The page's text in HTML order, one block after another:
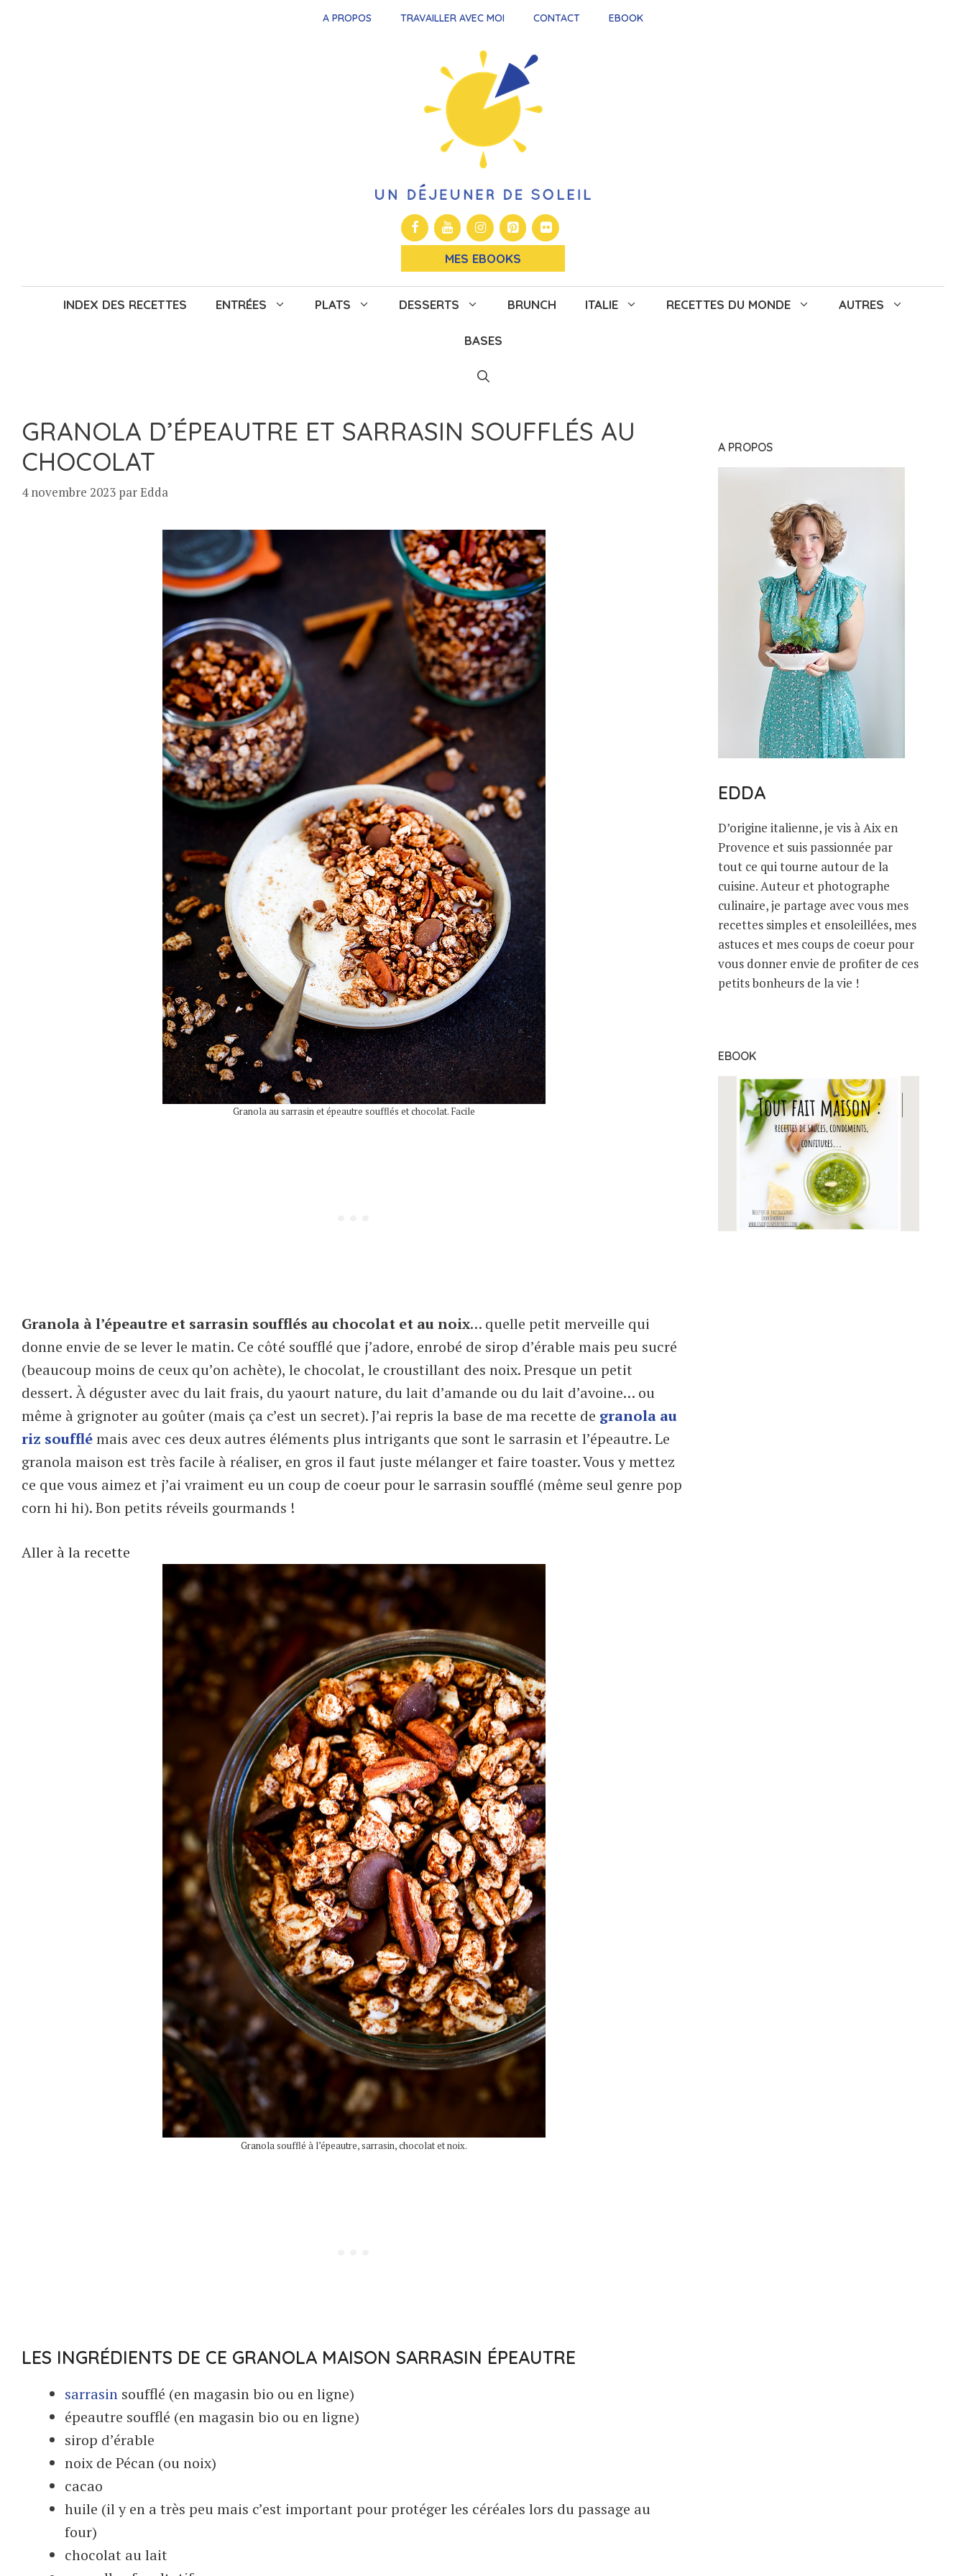
A PROPOS TRAVAILLER AVEC MOI CONTACT EBOOK
MES EBOOKS
INDEX DES RECETTES ENTRÉES PLATS DESSERTS BRUNCH ITALIE RECETTES DU MONDE AUTRES
BASES
GRANOLA D’ÉPEAUTRE ET SARRASIN SOUFFLÉS AU
CHOCOLAT
4 novembre 2023 parEdda
Granola au sarrasin et épeautre soufflés et chocolat. Facile
Granola à l’épeautre et sarrasin soufflés au chocolat et au noix… quelle petit merveille qui
donne envie de se lever le matin. Ce côté soufflé que j’adore, enrobé de sirop d’érable mais peu sucré
(beaucoup moins de ceux qu’on achète), le chocolat, le croustillant des noix. Presque un petit
dessert. À déguster avec du lait frais, du yaourt nature, du lait d’amande ou du lait d’avoine… ou
même à grignoter au goûter (mais ça c’est un secret). J’ai repris la base de ma recette de granola au
riz soufflémais avec ces deux autres éléments plus intrigants que sont le sarrasin et l’épeautre. Le
granola maison est très facile à réaliser, en gros il faut juste mélanger et faire toaster. Vous y mettez
ce que vous aimez et j’ai vraiment eu un coup de coeur pour le sarrasin soufflé (même seul genre pop
corn hi hi). Bon petits réveils gourmands !
Aller à la recette
Granola soufflé à l’épeautre, sarrasin, chocolat et noix.
LES INGRÉDIENTS DE CE GRANOLA MAISON SARRASIN ÉPEAUTRE
sarrasin soufflé (en magasin bio ou en ligne)
épeautre soufflé (en magasin bio ou en ligne)
sirop d’érable
noix de Pécan (ou noix)
cacao
huile (il y en a très peu mais c’est important pour protéger les céréales lors du passage au
four)
chocolat au lait
A PROPOS
EDDA
D’origine italienne, je vis à Aix en
Provence et suis passionnée par
tout ce qui tourne autour de la
cuisine. Auteur et photographe
culinaire, je partage avec vous mes
recettes simples et ensoleillées, mes
astuces et mes coups de coeur pour
vous donner envie de profiter de ces
petits bonheurs de la vie !
EBOOK